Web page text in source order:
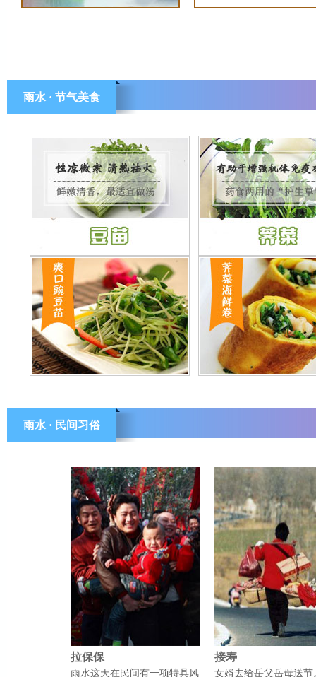
雨水 · 节气美食
雨水 · 民间习俗
拉保保
雨水这天在民间有一项特具风
接寿
女婿去给岳父岳母送节